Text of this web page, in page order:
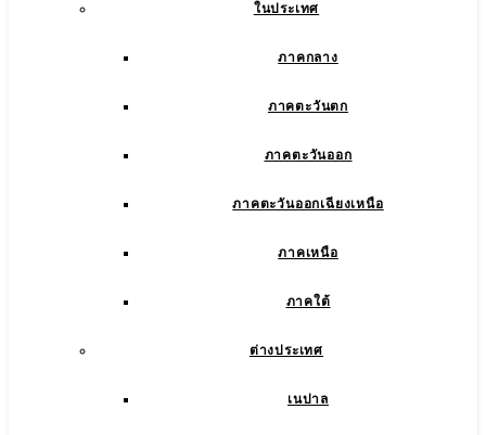
ในประเทศ
ภาคกลาง
ภาคตะวันตก
ภาคตะวันออก
ภาคตะวันออกเฉียงเหนือ
ภาคเหนือ
ภาคใต้
ต่างประเทศ
เนปาล